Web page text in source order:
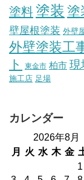
塗料塗装 塗
壁屋根塗装 外壁
外壁塗装工
ト
東金市 柏市 現
施工店 足場
カレンダー
2026年8月
月
火 水 木 金
1